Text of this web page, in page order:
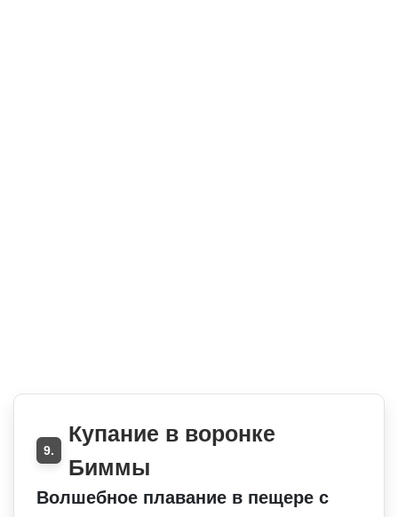
9.
Купание в воронке
Биммы
Волшебное плавание в пещере с